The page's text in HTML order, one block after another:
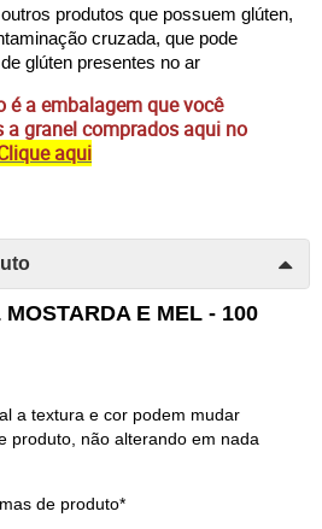
produtos que possuem glúten,
cruzada, que pode
glúten presentes no ar
é a embalagem que você
a granel comprados aqui no
aqui
E MEL - 100
a textura e cor podem mudar
produto, não alterando em nada
de produto*